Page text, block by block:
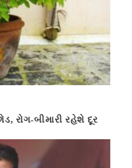
રોગ-બીમારી રહેશે દૂર